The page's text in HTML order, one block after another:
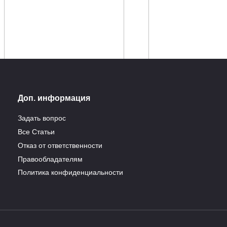
с
и плодом
скором времени
Доп. информация
Задать вопрос
Все Статьи
Отказ от ответственности
Правообладателям
Политика конфиденциальности